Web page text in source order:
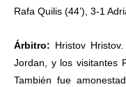
Rafa Quilis (44’), 3-1
Árbitro: Hristov
Jordan, y los visitantes
También fue